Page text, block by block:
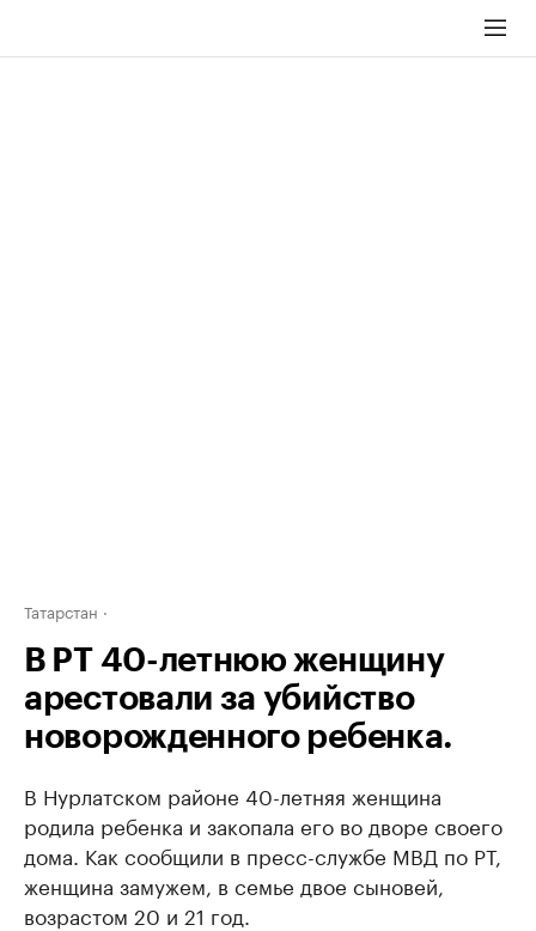
Татарстан
В РТ 40-летнюю женщину
арестовали за убийство
новорожденного ребенка.
В Нурлатском районе 40-летняя женщина
родила ребенка и закопала его во дворе своего
дома. Как сообщили в пресс-службе МВД по РТ,
женщина замужем, в семье двое сыновей,
возрастом 20 и 21 год.